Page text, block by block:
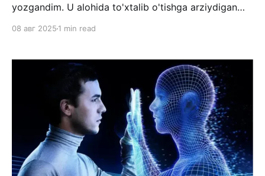
yozgandim. U alohida to'xtalib o'tishga arziydigan
borgan sari kattaroq axborot manbalari bilan o’qitilib,
08 авг 2025 1 min read